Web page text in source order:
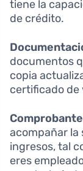
tiene la
de crédito.
documentos
copia
certificado de
acompañar
ingresos, tal
eres